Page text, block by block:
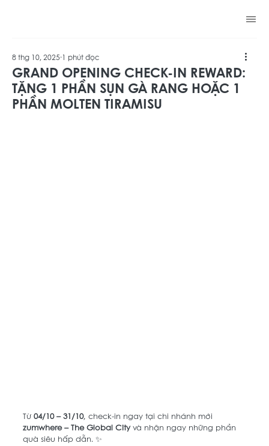
GRAND OPENING CHECK-IN REWARD:
TẶNG 1 PHẦN SỤN GÀ RANG HOẶC 1
PHẦN MOLTEN TIRAMISU
8 thg 10, 2025 1 phút đọc
Từ 04/10 – 31/10, check-in ngay tại chi nhánh mới
zumwhere – The Global City và nhận ngay những phần
quà siêu hấp dẫn. ✨